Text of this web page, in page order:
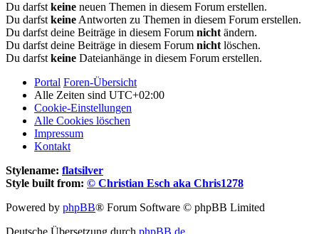
Du darfst keine neuen Themen in diesem Forum erstellen.
Du darfst keine Antworten zu Themen in diesem Forum erstellen.
Du darfst deine Beiträge in diesem Forum nicht ändern.
Du darfst deine Beiträge in diesem Forum nicht löschen.
Du darfst keine Dateianhänge in diesem Forum erstellen.
Portal Foren-Übersicht
Alle Zeiten sind UTC+02:00
Cookie-Einstellungen
Alle Cookies löschen
Impressum
Kontakt
Stylename: flatsilver
Style built from: © Christian Esch aka Chris1278
Powered by phpBB® Forum Software © phpBB Limited
Deutsche Übersetzung durch phpBB.de